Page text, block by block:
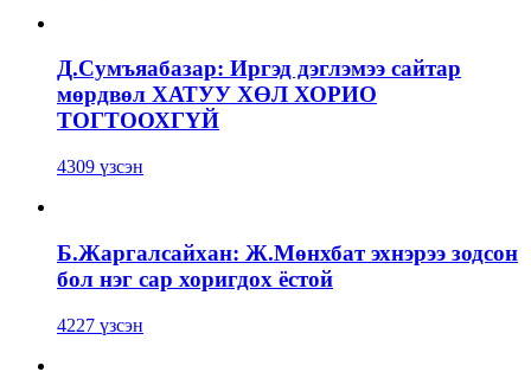
Д.Сумъяабазар: Иргэд дэглэмээ сайтар
мөрдвөл ХАТУУ ХӨЛ ХОРИО
ТОГТООХГҮЙ
4309 үзсэн
Б.Жаргалсайхан: Ж.Мөнхбат эхнэрээ зодсон
бол нэг сар хоригдох ёстой
4227 үзсэн